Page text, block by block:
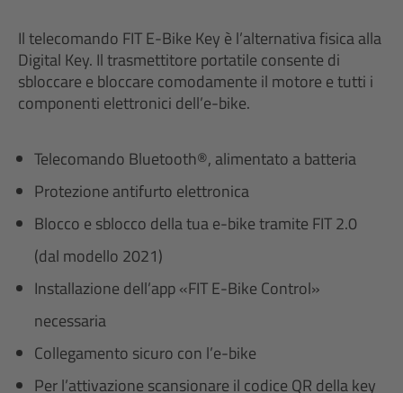
Il telecomando FIT E-Bike Key è l’alternativa fisica alla
Digital Key. Il trasmettitore portatile consente di
sbloccare e bloccare comodamente il motore e tutti i
componenti elettronici dell’e-bike.
Telecomando Bluetooth®, alimentato a batteria
Protezione antifurto elettronica
Blocco e sblocco della tua e-bike tramite FIT 2.0
(dal modello 2021)
Installazione dell’app «FIT E-Bike Control»
necessaria
Collegamento sicuro con l’e-bike
Per l’attivazione scansionare il codice QR della key